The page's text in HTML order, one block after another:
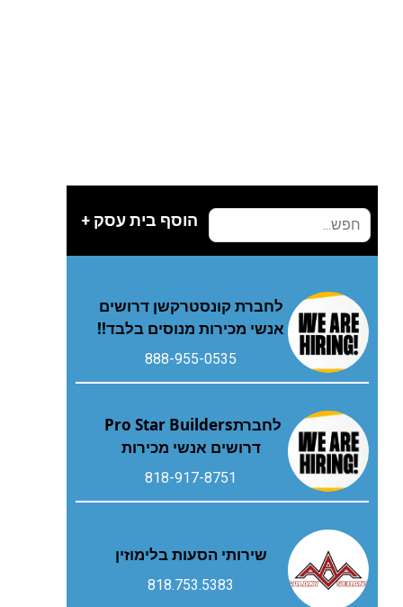
הוסף בית עסק +
לחברת קונסטרקשן דרושים
אנשי מכירות מנוסים בלבד!!
888-955-0535
לחברת‭ ‬Pro Star Builders‭
‬דרושים‭ ‬אנשי‭ ‬מכירות
818-917-8751
שירותי הסעות בלימוזין
818.753.5383